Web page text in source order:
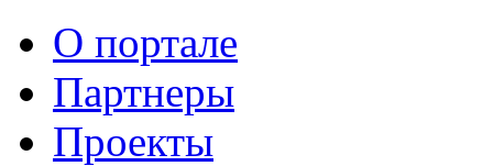
О портале
Партнеры
Проекты